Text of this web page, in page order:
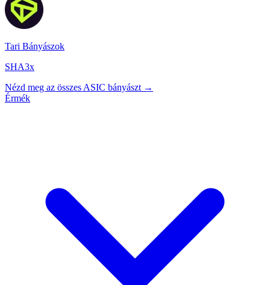
Tari Bányászok
SHA3x
Nézd meg az összes ASIC bányászt →
Érmék